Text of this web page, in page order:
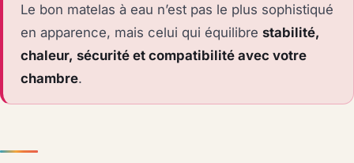
Le bon matelas à eau n’est pas le plus sophistiqué
en apparence, mais celui qui équilibrestabilité,
chaleur, sécurité et compatibilité avec votre
chambre.